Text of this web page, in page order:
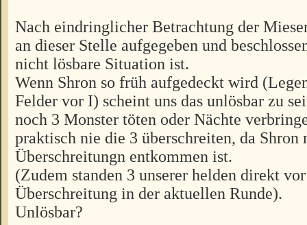
Nach eindringlicher Betrachtung der
an dieser Stelle aufgegeben und
nicht lösbare Situation ist.
Wenn Shron so früh aufgedeckt wird
Felder vor I) scheint uns das unlösbar zu
noch 3 Monster töten oder Nächte
praktisch nie die 3 überschreiten, da Shron
Überschreitungn entkommen ist.
(Zudem standen 3 unserer helden direkt
Überschreitung in der aktuellen Runde).
Unlösbar?